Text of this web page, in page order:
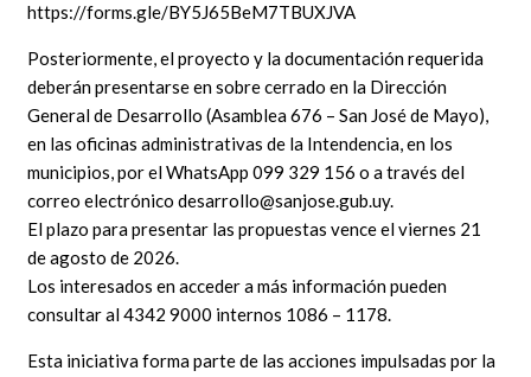
https://forms.gle/BY5J65BeM7TBUXJVA
Posteriormente, el proyecto y la documentación requerida
deberán presentarse en sobre cerrado en la Dirección
General de Desarrollo (Asamblea 676 – San José de Mayo),
en las oficinas administrativas de la Intendencia, en los
municipios, por el WhatsApp 099 329 156 o a través del
correo electrónico desarrollo@sanjose.gub.uy.
El plazo para presentar las propuestas vence el viernes 21
de agosto de 2026.
Los interesados en acceder a más información pueden
consultar al 4342 9000 internos 1086 – 1178.
Esta iniciativa forma parte de las acciones impulsadas por la